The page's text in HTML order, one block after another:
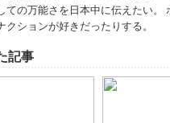
ての万能さを日本中に伝えたい。
クションが好きだったりする。
記事